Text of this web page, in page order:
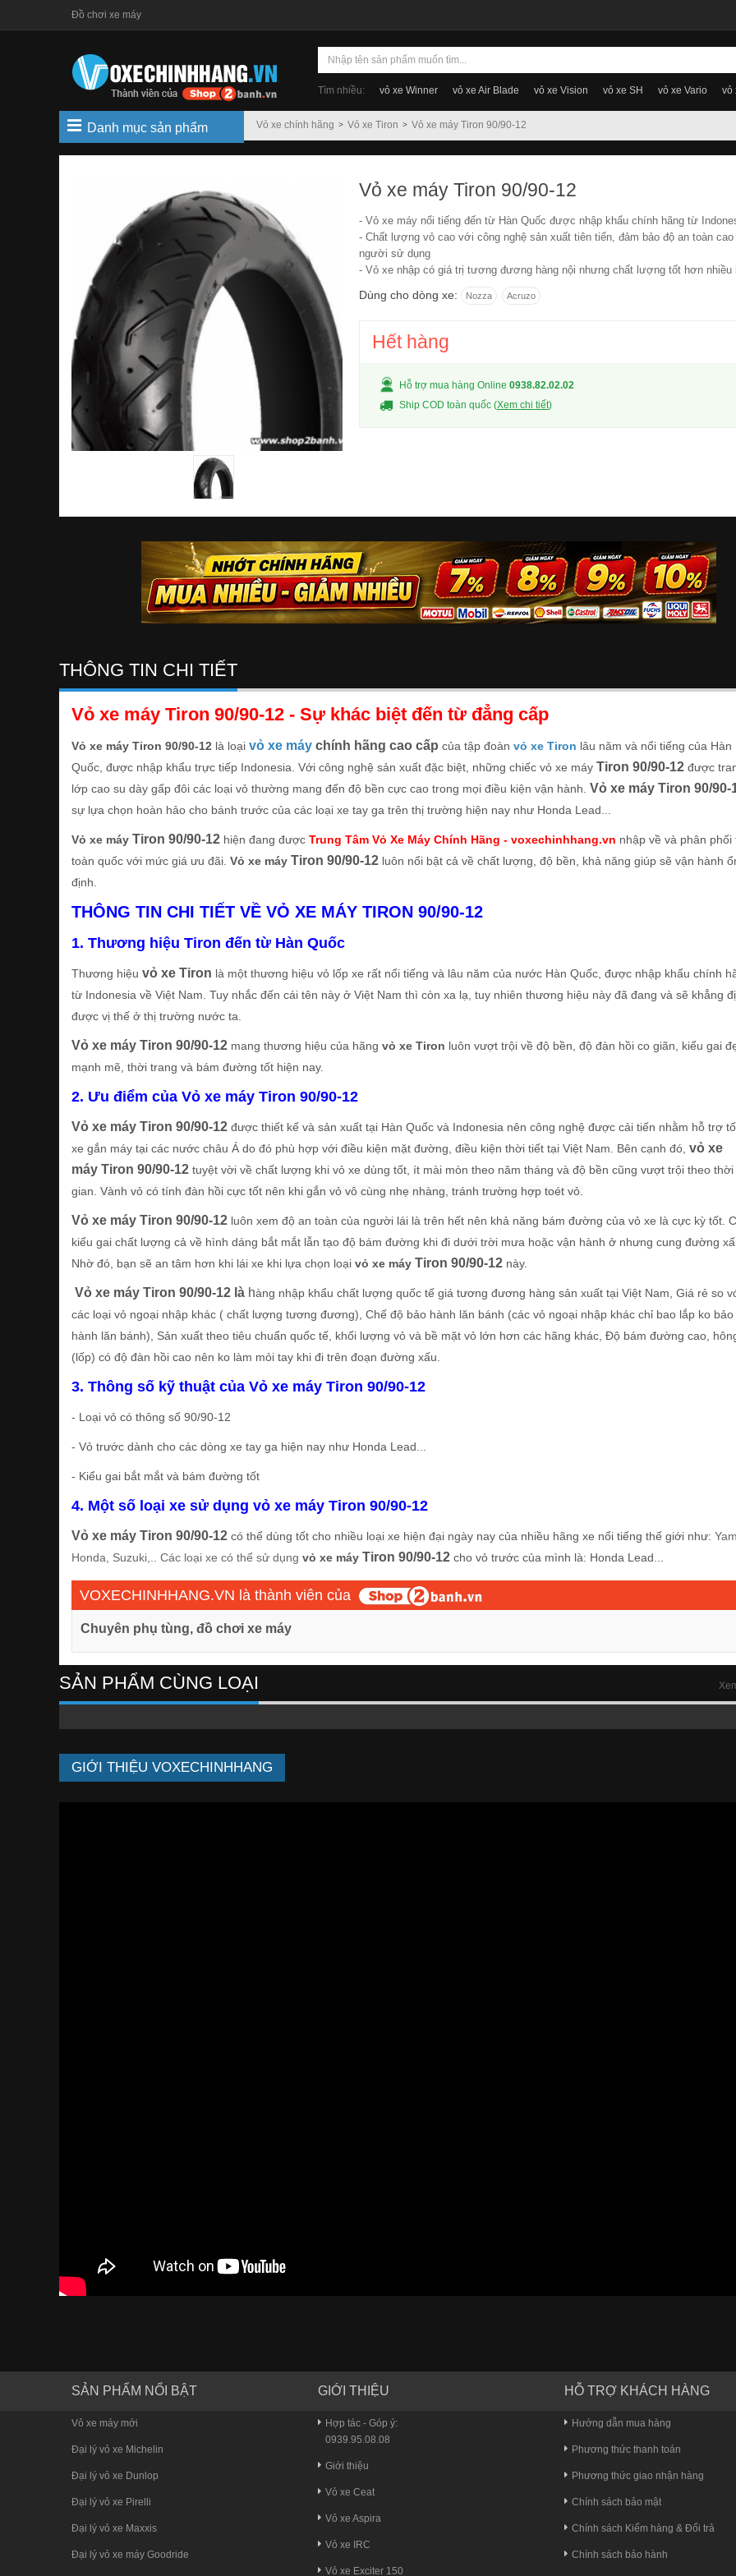
Đồ chơi xe máy
Tìm nhiều: vỏ xe Winner vỏ xe Air Blade vỏ xe Vision vỏ xe SH vỏ xe Vario vỏ
Vỏ xe chính hãng Vỏ xe Tiron Vỏ xe máy Tiron 90/90-12
Danh mục sản phẩm
Vỏ xe máy Tiron 90/90-12
- Vỏ xe máy nổi tiếng đến từ Hàn Quốc được nhập khẩu chính hãng từ
- Chất lượng vỏ cao với công nghệ sản xuất tiên tiến, đảm bảo độ an toàn cao
người sử dụng
- Vỏ xe nhập có giá trị tương đương hàng nội nhưng chất lượng tốt hơn nhiều
Dùng cho dòng xe: Nozza Acruzo
Hết hàng
Hỗ trợ mua hàng Online 0938.82.02.02
Ship COD toàn quốc (Xem chi tiết)
THÔNG TIN CHI TIẾT
Vỏ xe máy Tiron 90/90-12 - Sự khác biệt đến từ đẳng cấp
Vỏ xe máy Tiron 90/90-12 là loại vỏ xe máy chính hãng cao cấp của tập đoàn vỏ xe Tiron lâu năm và nổi tiếng của Hàn
Quốc, được nhập khẩu trực tiếp Indonesia. Với công nghệ sản xuất đặc biệt, những chiếc vỏ xe máy Tiron 90/90-12 được
lớp cao su dày gấp đôi các loại vỏ thường mang đến độ bền cực cao trong mọi điều kiện vận hành. Vỏ xe máy Tiron 90/90-
sự lựa chọn hoàn hảo cho bánh trước của các loại xe tay ga trên thị trường hiện nay như Honda Lead...
Vỏ xe máy Tiron 90/90-12 hiện đang được Trung Tâm Vỏ Xe Máy Chính Hãng - voxechinhhang.vn nhập về và phân phối
toàn quốc với mức giá ưu đãi. Vỏ xe máy Tiron 90/90-12 luôn nổi bật cả về chất lượng, độ bền, khả năng giúp sẽ vận hành
định.
THÔNG TIN CHI TIẾT VỀ VỎ XE MÁY TIRON 90/90-12
1. Thương hiệu Tiron đến từ Hàn Quốc
Thương hiệu vỏ xe Tiron là một thương hiệu vỏ lốp xe rất nổi tiếng và lâu năm của nước Hàn Quốc, được nhập khẩu chính
từ Indonesia về Việt Nam. Tuy nhắc đến cái tên này ở Việt Nam thì còn xa lạ, tuy nhiên thương hiệu này đã đang và sẽ khẳng
được vị thế ở thị trường nước ta.
Vỏ xe máy Tiron 90/90-12 mang thương hiệu của hãng vỏ xe Tiron luôn vượt trội về độ bền, độ đàn hồi co giãn, kiểu gai
mạnh mẽ, thời trang và bám đường tốt hiện nay.
2. Ưu điểm của Vỏ xe máy Tiron 90/90-12
Vỏ xe máy Tiron 90/90-12 được thiết kế và sản xuất tại Hàn Quốc và Indonesia nên công nghệ được cải tiến nhằm hỗ trợ
xe gắn máy tại các nước châu Á do đó phù hợp với điều kiện mặt đường, điều kiện thời tiết tại Việt Nam. Bên cạnh đó, vỏ xe
máy Tiron 90/90-12 tuyệt vời về chất lượng khi vỏ xe dùng tốt, ít mài mòn theo năm tháng và độ bền cũng vượt trội theo thời
gian. Vành vỏ có tính đàn hồi cực tốt nên khi gắn vỏ vô cùng nhẹ nhàng, tránh trường hợp toét vỏ.
Vỏ xe máy Tiron 90/90-12 luôn xem độ an toàn của người lái là trên hết nên khả năng bám đường của vỏ xe là cực kỳ tốt.
kiểu gai chất lượng cả về hình dáng bắt mắt lẫn tạo độ bám đường khi đi dưới trời mưa hoặc vận hành ở nhưng cung đường
Nhờ đó, bạn sẽ an tâm hơn khi lái xe khi lựa chọn loại vỏ xe máy Tiron 90/90-12 này.
Vỏ xe máy Tiron 90/90-12 là hàng nhập khẩu chất lượng quốc tế giá tương đương hàng sản xuất tại Việt Nam, Giá rẻ so
các loại vỏ ngoại nhập khác ( chất lượng tương đương), Chế độ bảo hành lăn bánh (các vỏ ngoại nhập khác chỉ bao lắp ko bảo
hành lăn bánh), Sản xuất theo tiêu chuẩn quốc tế, khối lượng vỏ và bề mặt vỏ lớn hơn các hãng khác, Độ bám đường cao,
(lốp) có độ đàn hồi cao nên ko làm mỏi tay khi đi trên đoạn đường xấu.
3. Thông số kỹ thuật của Vỏ xe máy Tiron 90/90-12
- Loại vỏ có thông số 90/90-12
- Vỏ trước dành cho các dòng xe tay ga hiện nay như Honda Lead...
- Kiểu gai bắt mắt và bám đường tốt
4. Một số loại xe sử dụng vỏ xe máy Tiron 90/90-12
Vỏ xe máy Tiron 90/90-12 có thể dùng tốt cho nhiều loại xe hiện đại ngày nay của nhiều hãng xe nổi tiếng thế giới như:
Honda, Suzuki,.. Các loại xe có thể sử dụng vỏ xe máy Tiron 90/90-12 cho vỏ trước của mình là: Honda Lead...
VOXECHINHHANG.VN là thành viên của
Chuyên phụ tùng, đồ chơi xe máy
SẢN PHẨM CÙNG LOẠI
GIỚI THIỆU VOXECHINHHANG
SẢN PHẨM NỔI BẬT
Vỏ xe máy mới
Đại lý vỏ xe Michelin
Đại lý vỏ xe Dunlop
Đại lý vỏ xe Pirelli
Đại lý vỏ xe Maxxis
Đại lý vỏ xe máy Goodride
GIỚI THIỆU
Hợp tác - Góp ý:
0939.95.08.08
Giới thiệu
Vỏ xe Ceat
Vỏ xe Aspira
Vỏ xe IRC
Vỏ xe Exciter 150
HỖ TRỢ KHÁCH HÀNG
Hướng dẫn mua hàng
Phương thức thanh toán
Phương thức giao nhận hàng
Chính sách bảo mật
Chính sách Kiểm hàng & Đổi trả
Chính sách bảo hành